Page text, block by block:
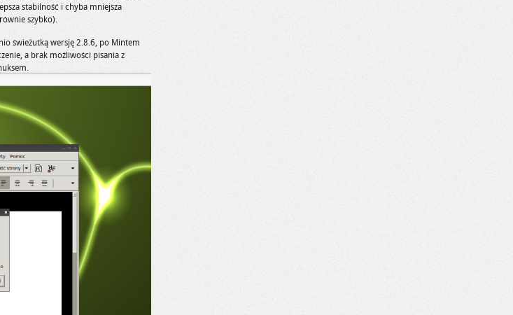
stabilność i chyba mniejsza
szybko).
świeżutką wersję 2.8.6, po Mintem
a brak możliwości pisania z